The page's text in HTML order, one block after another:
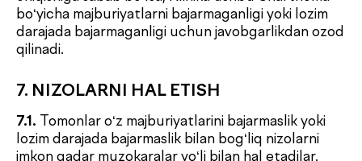
Qo'ng'iroqni so'rash
Bolalar va kattalar klinikasi